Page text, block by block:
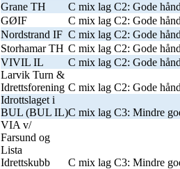
Grane TH
C mix lag C2: Gode
GØIF
C mix lag C2: Gode
Nordstrand IF C mix lag C2: Gode
Storhamar TH C mix lag C2: Gode
VIVIL IL
C mix lag C2: Gode
Larvik Turn &
Idrettsforening C mix lag C2: Gode
Idrottslaget i
BUL (BUL IL)C mix lag C3: Mindre
VIA v/
Farsund og
Lista
Idrettskubb
C mix lag C3: Mindre